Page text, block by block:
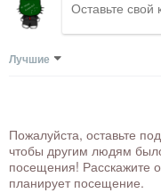
Лучшие
Пожалуйста, оставьте
чтобы другим людям
посещения! Расскажите о
планирует посещение.